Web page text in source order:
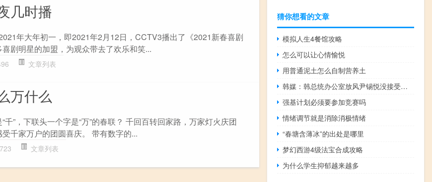
几时播
年大年初一，即2021年2月12日，CCTV3播出了《2021新春喜剧
剧明星的加盟，为观众带去了欢乐和笑...
文章列表
万什么
”，下联头一个字是“万”的春联？ 千回百转回家路，万家灯火庆团
千家万户的团圆喜庆。 带有数字的...
723 文章列表
猜你想看的文章
模拟人生4餐馆攻略
怎么可以让心情愉悦
用普通泥土怎么自制营养土
韩媒：韩总统办公室放风尹锡悦没接受总理罢免建议案其将继续履职
强基计划必须要参加竞赛吗
情绪调节就是消除消极情绪
“春塘含薄冰”的出处是哪里
梦幻西游4级法宝合成攻略
为什么学生抑郁越来越多